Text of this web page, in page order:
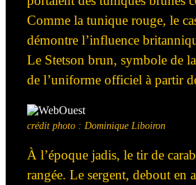
Comme la tunique rouge, le
démontre l’influence
Le Stetson brun, symbole de
de l’uniforme officiel à partir
crédit photo : Dominique Liboiron
À l’époque jadis, le tir de
rangée. Le sergent, debout en